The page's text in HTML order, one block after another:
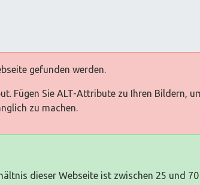
gefunden werden.
Fügen Sie ALT-Attribute zu Ihren Bildern,
zu machen.
dieser Webseite ist zwischen 25 und 70